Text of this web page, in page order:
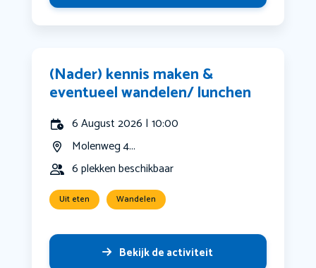
(Nader) kennis maken &
eventueel wandelen/ lunchen
6 August 2026 | 10:00
Molenweg 4...
6 plekken beschikbaar
Uit eten Wandelen
Bekijk de activiteit